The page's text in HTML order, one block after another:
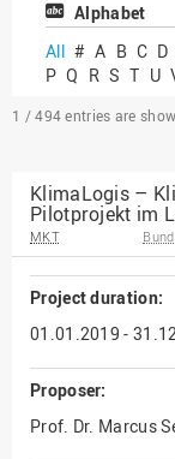
Alphabet
All # A B C D
P Q R S T U
1 / 494 entries are
KlimaLogis –
Pilotprojekt im
MKT Bund
Project duration:
01.01.2019 -
Proposer:
Prof. Dr. Marcus